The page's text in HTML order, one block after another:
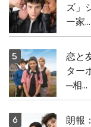
ズ」
ー家...
恋と
ター
─相...
朗報